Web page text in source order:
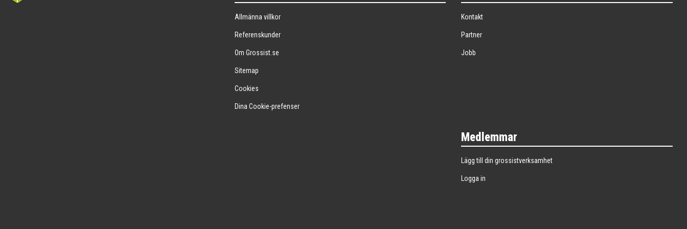
Allmänna villkor
Referenskunder
Om Grossist.se
Sitemap
Cookies
Dina Cookie-prefenser
Kontakt
Partner
Jobb
Medlemmar
Lägg till din grossistverksamhet
Logga in